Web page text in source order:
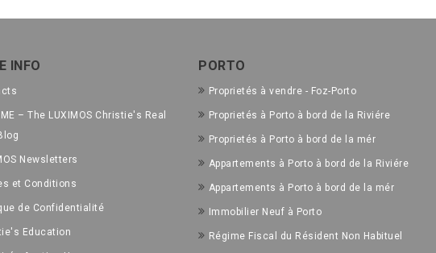
INFO
– The LUXIMOS Christie's Real
Newsletters
et Conditions
de Confidentialité
Education
PORTO
Proprietés à vendre - Foz-Porto
Proprietés à Porto à bord de la Riviére
Proprietés à Porto à bord de la mér
Appartements à Porto à bord de la Riviére
Appartements à Porto à bord de la mér
Immobilier Neuf à Porto
Régime Fiscal du Résident Non Habituel